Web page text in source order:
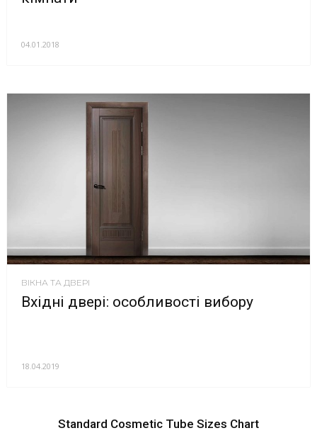
04.01.2018
ВІКНА ТА ДВЕРІ
Вхідні двері: особливості вибору
18.04.2019
Standard Cosmetic Tube Sizes Chart